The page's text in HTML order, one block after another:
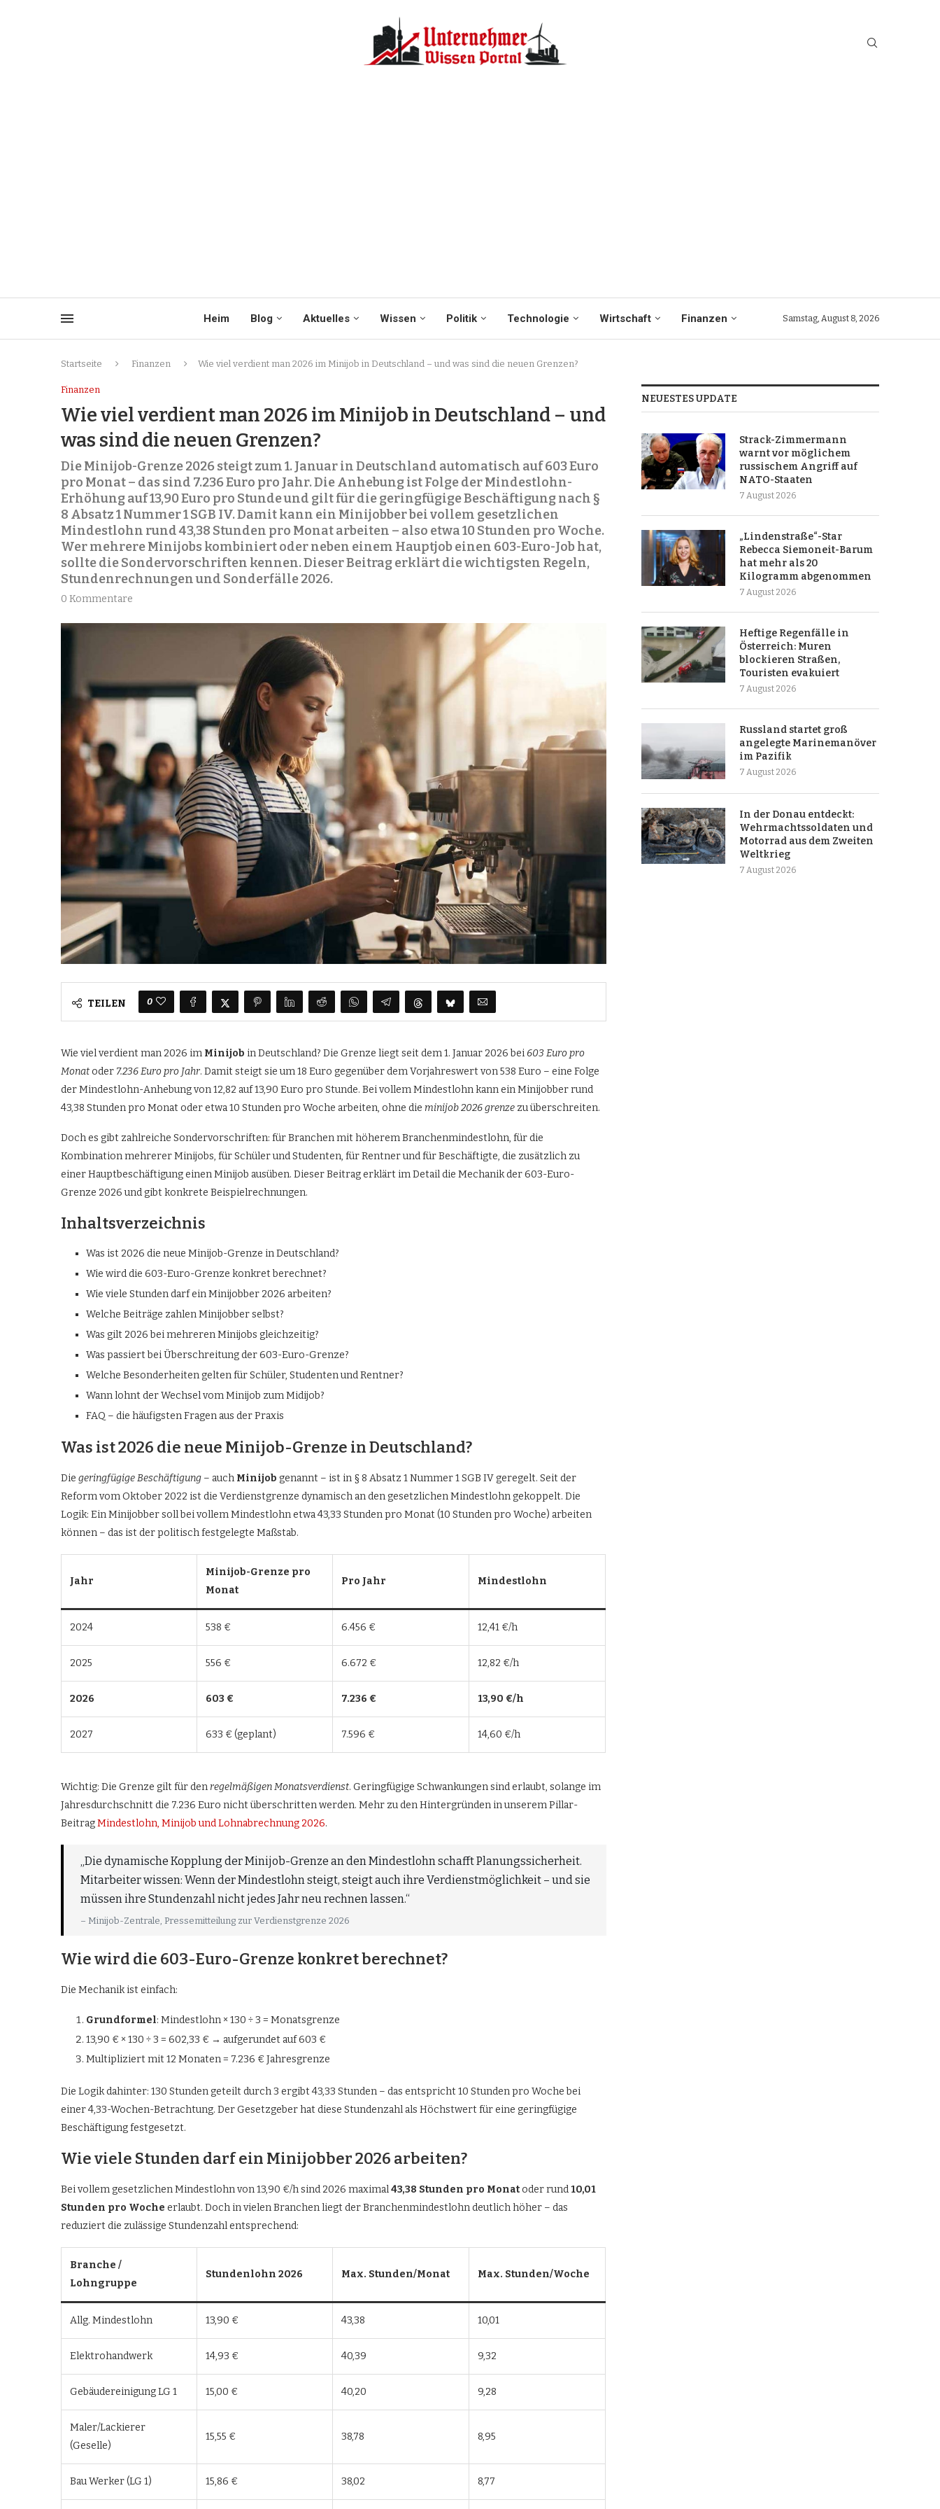
Heim Blog Aktuelles Wissen Politik Technologie Wirtschaft Finanzen Samstag, August 8, 2026
Startseite Finanzen Wie viel verdient man 2026 im Minijob in Deutschland – und was sind die neuen Grenzen?
Finanzen
Wie viel verdient man 2026 im Minijob in Deutschland – und
was sind die neuen Grenzen?
Die Minijob-Grenze 2026 steigt zum 1. Januar in Deutschland automatisch auf 603 Euro
pro Monat – das sind 7.236 Euro pro Jahr. Die Anhebung ist Folge der Mindestlohn-
Erhöhung auf 13,90 Euro pro Stunde und gilt für die geringfügige Beschäftigung nach §
8 Absatz 1 Nummer 1 SGB IV. Damit kann ein Minijobber bei vollem gesetzlichen
Mindestlohn rund 43,38 Stunden pro Monat arbeiten – also etwa 10 Stunden pro Woche.
Wer mehrere Minijobs kombiniert oder neben einem Hauptjob einen 603-Euro-Job hat,
sollte die Sondervorschriften kennen. Dieser Beitrag erklärt die wichtigsten Regeln,
Stundenrechnungen und Sonderfälle 2026.
0 Kommentare
TEILEN 0
Wie viel verdient man 2026 im Minijob in Deutschland? Die Grenze liegt seit dem 1. Januar 2026 bei 603 Euro pro
Monatoder 7.236 Euro pro Jahr. Damit steigt sie um 18 Euro gegenüber dem Vorjahreswert von 538 Euro – eine Folge
der Mindestlohn-Anhebung von 12,82 auf 13,90 Euro pro Stunde. Bei vollem Mindestlohn kann ein Minijobber rund
43,38 Stunden pro Monat oder etwa 10 Stunden pro Woche arbeiten, ohne die minijob 2026 grenze zu überschreiten.
Doch es gibt zahlreiche Sondervorschriften: für Branchen mit höherem Branchenmindestlohn, für die
Kombination mehrerer Minijobs, für Schüler und Studenten, für Rentner und für Beschäftigte, die zusätzlich zu
einer Hauptbeschäftigung einen Minijob ausüben. Dieser Beitrag erklärt im Detail die Mechanik der 603-Euro-
Grenze 2026 und gibt konkrete Beispielrechnungen.
Inhaltsverzeichnis
Was ist 2026 die neue Minijob-Grenze in Deutschland?
Wie wird die 603-Euro-Grenze konkret berechnet?
Wie viele Stunden darf ein Minijobber 2026 arbeiten?
Welche Beiträge zahlen Minijobber selbst?
Was gilt 2026 bei mehreren Minijobs gleichzeitig?
Was passiert bei Überschreitung der 603-Euro-Grenze?
Welche Besonderheiten gelten für Schüler, Studenten und Rentner?
Wann lohnt der Wechsel vom Minijob zum Midijob?
FAQ – die häufigsten Fragen aus der Praxis
Was ist 2026 die neue Minijob-Grenze in Deutschland?
Die geringfügige Beschäftigung – auch Minijob genannt – ist in § 8 Absatz 1 Nummer 1 SGB IV geregelt. Seit der
Reform vom Oktober 2022 ist die Verdienstgrenze dynamisch an den gesetzlichen Mindestlohn gekoppelt. Die
Logik: Ein Minijobber soll bei vollem Mindestlohn etwa 43,33 Stunden pro Monat (10 Stunden pro Woche) arbeiten
können – das ist der politisch festgelegte Maßstab.
Jahr
Minijob-Grenze pro
Monat
Pro Jahr Mindestlohn
2024 538 € 6.456 € 12,41 €/h
2025 556 € 6.672 € 12,82 €/h
2026 603 € 7.236 € 13,90 €/h
2027 633 € (geplant) 7.596 € 14,60 €/h
Wichtig: Die Grenze gilt für den regelmäßigen Monatsverdienst. Geringfügige Schwankungen sind erlaubt, solange im
Jahresdurchschnitt die 7.236 Euro nicht überschritten werden. Mehr zu den Hintergründen in unserem Pillar-
BeitragMindestlohn, Minijob und Lohnabrechnung 2026.
„Die dynamische Kopplung der Minijob-Grenze an den Mindestlohn schafft Planungssicherheit.
Mitarbeiter wissen: Wenn der Mindestlohn steigt, steigt auch ihre Verdienstmöglichkeit – und sie
müssen ihre Stundenzahl nicht jedes Jahr neu rechnen lassen.“
– Minijob-Zentrale, Pressemitteilung zur Verdienstgrenze 2026
Wie wird die 603-Euro-Grenze konkret berechnet?
Die Mechanik ist einfach:
Grundformel: Mindestlohn × 130 ÷ 3 = Monatsgrenze
13,90 € × 130 ÷ 3 = 602,33 € → aufgerundet auf 603 €
Multipliziert mit 12 Monaten = 7.236 € Jahresgrenze
Die Logik dahinter: 130 Stunden geteilt durch 3 ergibt 43,33 Stunden – das entspricht 10 Stunden pro Woche bei
einer 4,33-Wochen-Betrachtung. Der Gesetzgeber hat diese Stundenzahl als Höchstwert für eine geringfügige
Beschäftigung festgesetzt.
Wie viele Stunden darf ein Minijobber 2026 arbeiten?
Bei vollem gesetzlichen Mindestlohn von 13,90 €/h sind 2026 maximal43,38 Stunden pro Monatoder rund10,01
Stunden pro Woche erlaubt. Doch in vielen Branchen liegt der Branchenmindestlohn deutlich höher – das
reduziert die zulässige Stundenzahl entsprechend:
Branche /
Lohngruppe
Stundenlohn 2026 Max. Stunden/Monat Max. Stunden/Woche
Allg. Mindestlohn 13,90 € 43,38 10,01
Elektrohandwerk 14,93 € 40,39 9,32
Gebäudereinigung LG 1 15,00 € 40,20 9,28
Maler/Lackierer
(Geselle)
15,55 € 38,78 8,95
Bau Werker (LG 1) 15,86 € 38,02 8,77
NEUESTES UPDATE
Strack-Zimmermann
warnt vor möglichem
russischem Angriff auf
NATO-Staaten
7 August 2026
„Lindenstraße“-Star
Rebecca Siemoneit-Barum
hat mehr als 20
Kilogramm abgenommen
7 August 2026
Heftige Regenfälle in
Österreich: Muren
blockieren Straßen,
Touristen evakuiert
7 August 2026
Russland startet groß
angelegte Marinemanöver
im Pazifik
7 August 2026
In der Donau entdeckt:
Wehrmachtssoldaten und
Motorrad aus dem Zweiten
Weltkrieg
7 August 2026